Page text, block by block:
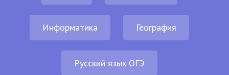
Информатика География
Русский язык ОГЭ